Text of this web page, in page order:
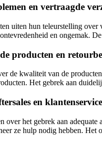
en vertraagde
uiten hun teleurstelling
en ongemak.
producten en
de kwaliteit van de
Het gebrek aan
en klantenservice
over het gebrek aan
ze hulp nodig hebben. Het